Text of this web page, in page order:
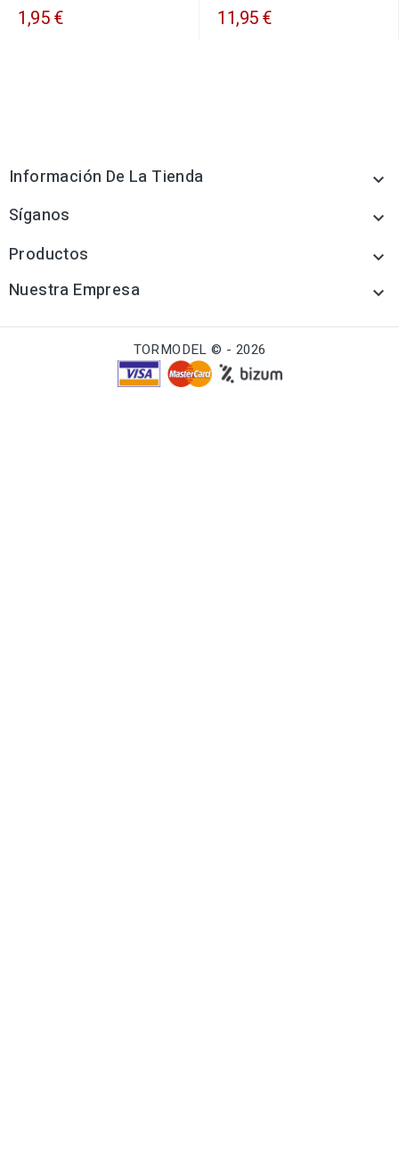
1,95 € 11,95 €
Información De La Tienda 
Síganos 
Productos 
Nuestra Empresa 
TORMODEL © - 2026